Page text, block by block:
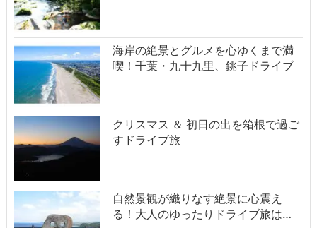
海岸の絶景とグルメを心ゆくまで満
喫！千葉・九十九里、銚子ドライブ
クリスマス ＆ 初日の出を箱根で過ご
すドライブ旅
自然景観が織りなす絶景に心震え
る！大人のゆったりドライブ旅は…